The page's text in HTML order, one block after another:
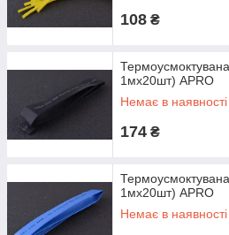
108 ₴
1мx20шт) APRO
Немає в наявності
174 ₴
1мx20шт) APRO
Немає в наявності